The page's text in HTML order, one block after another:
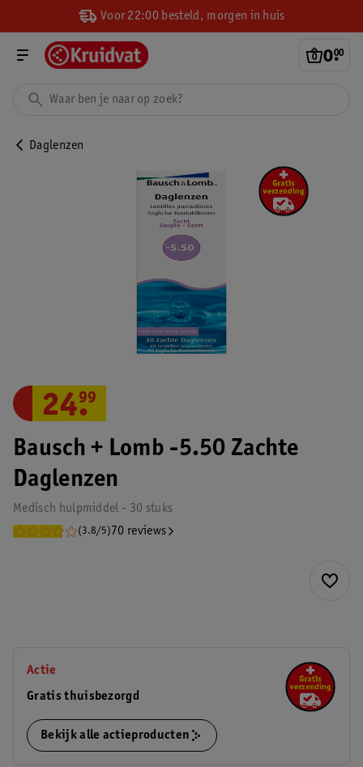
Voor 22:00 besteld, morgen in huis
0.
00
Daglenzen
Bausch + Lomb -5.50 Zachte
Daglenzen
Medisch hulpmiddel - 30 stuks
(3.8/5) 70 reviews
24.
99
Actie
Gratis thuisbezorgd
Bekijk alle actieproducten